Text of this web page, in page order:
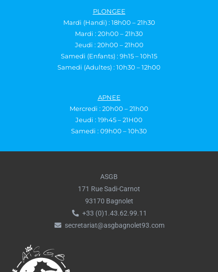
PLONGEE
Mardi (Handi) : 18h00 – 21h30
Mardi : 20h00 – 21h30
Jeudi : 20h00 – 21h00
Samedi (Enfants) : 9h15 – 10h15
Samedi (Adultes) : 10h30 – 12h00
APNEE
Mercredi : 20h00 – 21h00
Jeudi : 19h45 – 21H00
Samedi : 09h00 – 10h30
ASGB
171 Rue Sadi-Carnot
93170 Bagnolet
+33 (0)1.43.62.99.11
secretariat@asgbagnolet93.com